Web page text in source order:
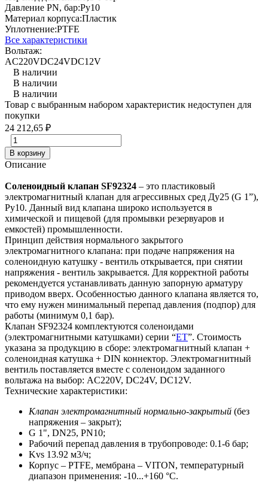
Давление PN, бар:Ру10
Материал корпуса:Пластик
Уплотнение:PTFE
Все характеристики
Вольтаж:
AC220VDC24VDC12V
В наличии
В наличии
В наличии
Товар с выбранным набором характеристик недоступен для
покупки
24 212,65 ₽
В корзину
Описание
Соленоидный клапан SF92324 – это пластиковый
электромагнитный клапан для агрессивных сред Ду25 (G 1”),
Ру10. Данный вид клапана широко используется в
химической и пищевой (для промывки резервуаров и
емкостей) промышленности.
Принцип действия нормального закрытого
электромагнитного клапана: при подаче напряжения на
соленоидную катушку - вентиль открывается, при снятии
напряжения - вентиль закрывается. Для корректной работы
рекомендуется устанавливать данную запорную арматуру
приводом вверх. Особенностью данного клапана является то,
что ему нужен минимальный перепад давления (подпор) для
работы (минимум 0,1 бар).
Клапан SF92324 комплектуются соленоидами
(электромагнитными катушками) серии “ET”. Стоимость
указана за продукцию в сборе: электромагнитный клапан +
соленоидная катушка + DIN коннектор. Электромагнитный
вентиль поставляется вместе с соленоидом заданного
вольтажа на выбор: AC220V, DC24V, DC12V.
Технические характеристики:
Клапан электромагнитный нормально-закрытый (без
напряжения – закрыт);
G 1", DN25, PN10;
Рабочий перепад давления в трубопроводе: 0.1-6 бар;
Kvs 13.92 м3/ч;
Корпус – PTFE, мембрана – VITON, температурный
диапазон применения: -10...+160 °С.